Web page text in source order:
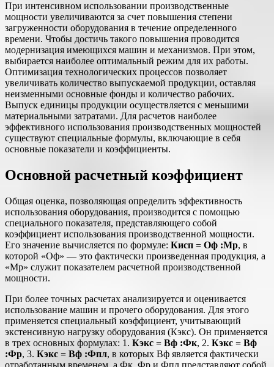
При интенсивном использовании производственные
мощности увеличиваются за счет повышения степени
загруженности оборудования в течение определенного
времени. Чтобы достичь такого повышения проводится
модернизация имеющихся машин и механизмов. При этом,
выбирается наиболее оптимальный режим для их работы.
Оптимизация технологических процессов позволяет
увеличивать количество выпускаемой продукции, оставляя
неизменными основные фонды и количество рабочих.
Выпуск единицы продукции осуществляется с меньшими
материальными затратами. Для расчетов наиболее
эффективного использования производственных мощностей
существуют специальные формулы, включающие в себя
основные показатели и коэффициенты.
Основной расчетный коэффициент
Общая оценка, позволяющая определить эффективность
использования оборудования, производится с помощью
специального показателя, представляющего собой
коэффициент использования производственной мощности.
Его значение вычисляется по формуле: Кисп = Оф :Мр, в
которой «Оф» — это фактически произведенная продукция, а
«Мр» служит показателем расчетной производственной
мощности.
При более точных расчетах анализируется и оценивается
использование машин и прочего оборудования. Для этого
применяется специальный коэффициент, учитывающий
экстенсивную нагрузку оборудования (Кэкс). Он применяется
в трех основных формулах: 1. Кэкс = Вф :Фк, 2. Кэкс = Вф
:Фр, 3. Кэкс = Вф :Фпл, в которых Вф является фактически